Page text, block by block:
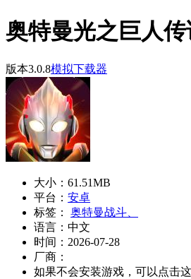
奥特曼光之巨人
版本3.0.8模拟下载器
大小： 61.51MB
平台： 安卓
标签：
奥特曼战斗、
语言： 中文
时间： 2026-07-28
厂商：
如果不会安装游戏，可以点击